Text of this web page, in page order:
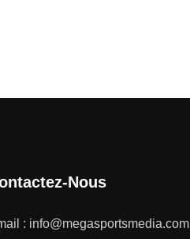
Nous
: info@megasportsmedia.com